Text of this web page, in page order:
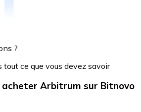
?
tout ce que vous devez savoir
acheter Arbitrum sur Bitnovo